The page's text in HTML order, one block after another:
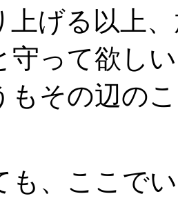
上げる以上
守って欲し
もその辺の
も、ここで